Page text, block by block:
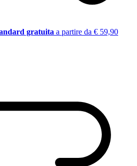
gratuita a partire da € 59,90